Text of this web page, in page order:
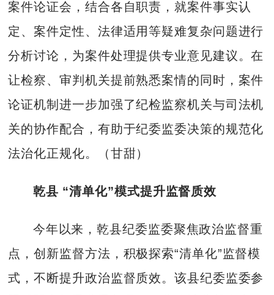
案件论证会，结合各自职责，就案件事实认
定、案件定性、法律适用等疑难复杂问题进行
分析讨论，为案件处理提供专业意见建议。在
让检察、审判机关提前熟悉案情的同时，案件
论证机制进一步加强了纪检监察机关与司法机
关的协作配合，有助于纪委监委决策的规范化
法治化正规化。（甘甜）
乾县 “清单化”模式提升监督质效
今年以来，乾县纪委监委聚焦政治监督重
点，创新监督方法，积极探索“清单化”监督模
式，不断提升政治监督质效。该县纪委监委参